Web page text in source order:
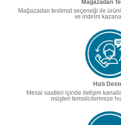
Mağazadan
Mağazadan teslimat seçeneği ile
ve indirim
Hızlı
Mesai saatleri içinde iletişim
müşteri temsilcilerimize